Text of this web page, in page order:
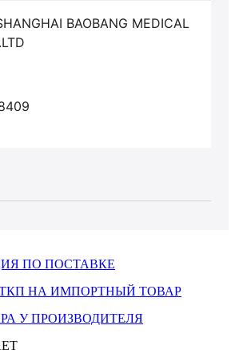
BAOBANG MEDICAL
ПО ПОСТАВКЕ
ТКП НА ИМПОРТНЫЙ ТОВАР
У ПРОИЗВОДИТЕЛЯ